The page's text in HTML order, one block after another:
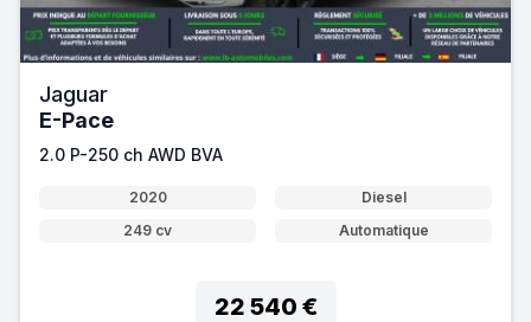
Jaguar
E-Pace
2.0 P-250 ch AWD BVA
2020
Diesel
249 cv
Automatique
22 540 €